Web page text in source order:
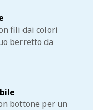
fili dai colori
berretto da
bottone per un